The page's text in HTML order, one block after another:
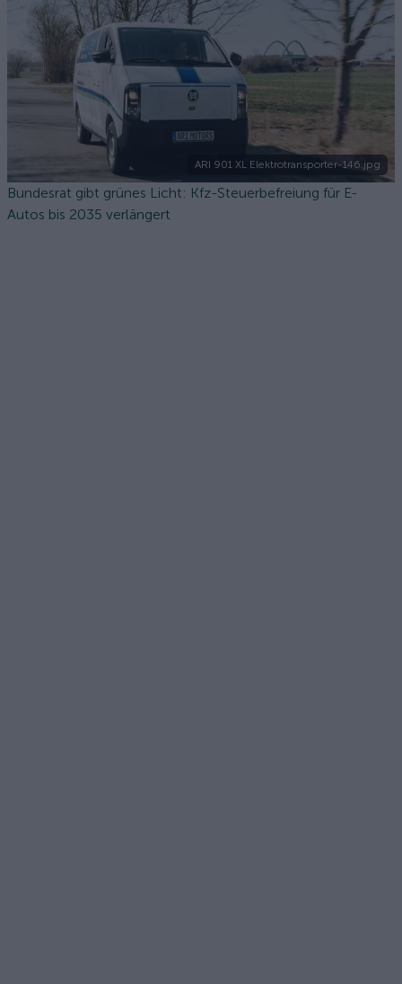
ARI 901 XL Elektrotransporter-146.jpg
Bundesrat gibt grünes Licht: Kfz-Steuerbefreiung für E-
Autos bis 2035 verlängert